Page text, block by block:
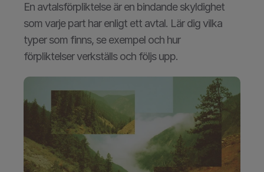
En avtalsförpliktelse är en bindande skyldighet
som varje part har enligt ett avtal. Lär dig vilka
typer som finns, se exempel och hur
förpliktelser verkställs och följs upp.